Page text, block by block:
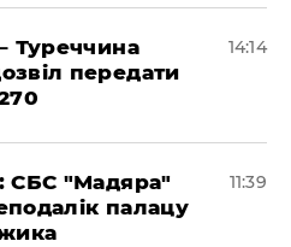
Туреччина
передати
14:14
СБС "Мадяра"
палацу
11:39